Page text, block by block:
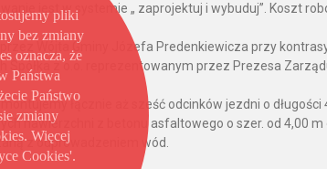
jest w systemie „ zaprojektuj i wybuduj”. Koszt
Wójta Gminy Józefa Predenkiewicza przy
Spółka z o.o. reprezentowanym przez Prezesa
łącznie aż sześć odcinków jezdni o długości
nawierzchni z betonu asfaltowego o szer. od 4,00 m
z odprowadzeniem wód.
pliki
bez zmiany
oznacza, że
Państwa
Państwo
zmiany
Więcej
Cookies'.